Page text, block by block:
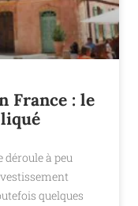
France : le
déroule à peu
quelques